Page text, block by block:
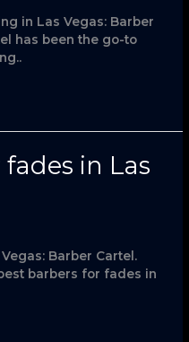
in Las Vegas: Barber
has been the go-to
in Las
Barber Cartel.
barbers for fades in